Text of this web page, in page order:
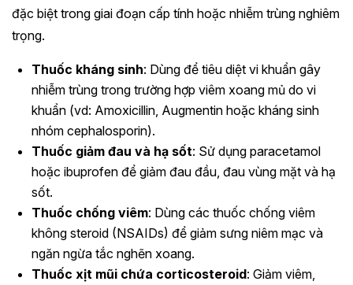
đặc biệt trong giai đoạn cấp tính hoặc nhiễm trùng nghiêm
trọng.
Thuốc kháng sinh: Dùng để tiêu diệt vi khuẩn gây
nhiễm trùng trong trường hợp viêm xoang mủ do vi
khuẩn (vd: Amoxicillin, Augmentin hoặc kháng sinh
nhóm cephalosporin).
Thuốc giảm đau và hạ sốt: Sử dụng paracetamol
hoặc ibuprofen để giảm đau đầu, đau vùng mặt và hạ
sốt.
Thuốc chống viêm: Dùng các thuốc chống viêm
không steroid (NSAIDs) để giảm sưng niêm mạc và
ngăn ngừa tắc nghẽn xoang.
Thuốc xịt mũi chứa corticosteroid: Giảm viêm,